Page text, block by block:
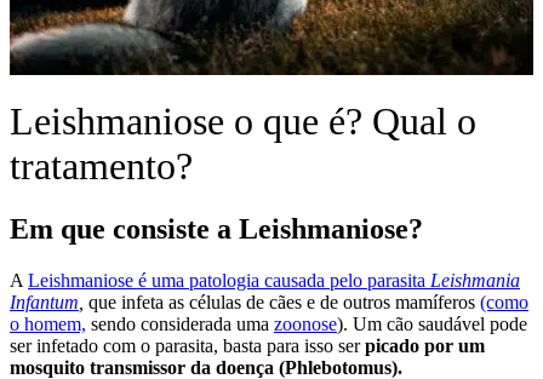
Leishmaniose o que é? Qual o
tratamento?
Em que consiste a Leishmaniose?
A Leishmaniose é uma patologia causada pelo parasita Leishmania
Infantum que infeta as células de cães e de outros mamíferos (como
o homem, sendo considerada uma zoonose). Um cão saudável pode
ser infetado com o parasita, basta para isso serpicado por um
mosquito transmissor da doença (Phlebotomus).